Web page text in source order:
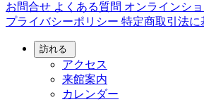
お問合せ よくある質問 オンラインシ
プライバシーポリシー 特定商取引法に
訪れる
アクセス
来館案内
カレンダー